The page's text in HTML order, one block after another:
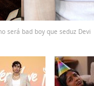
será bad boy que seduz Devi